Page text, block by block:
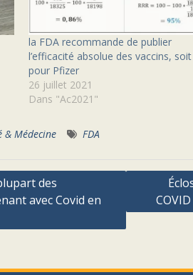
la FDA recommande de publier
l’efficacité absolue des vaccins,
pour Pfizer
26 juillet 2021
Dans "Ac2021"
& Médecine FDA
des
avec Covid en